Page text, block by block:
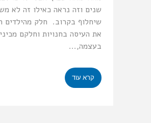
שנים וזה נראה כאילו זה לא
שיחלוף בקרוב. חלק מהילדים
את העיסה בחנויות וחלקם
בעצמה,...
קרא עוד